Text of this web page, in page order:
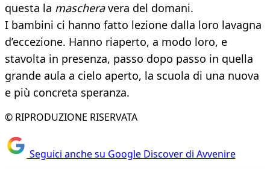
questa la mascheravera del domani.
I bambini ci hanno fatto lezione dalla loro lavagna
d’eccezione. Hanno riaperto, a modo loro, e
stavolta in presenza, passo dopo passo in quella
grande aula a cielo aperto, la scuola di una nuova
e più concreta speranza.
© RIPRODUZIONE RISERVATA
Seguici anche su Google Discover di Avvenire